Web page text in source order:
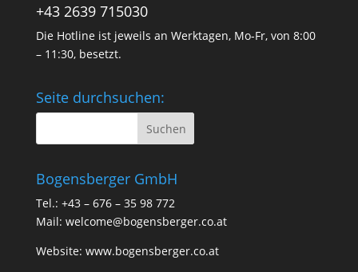
+43 2639 715030
Die Hotline ist jeweils an Werktagen, Mo-Fr, von 8:00
– 11:30, besetzt.
Seite durchsuchen:
Bogensberger GmbH
Tel.: +43 – 676 – 35 98 772
Mail: welcome@bogensberger.co.at
Website: www.bogensberger.co.at